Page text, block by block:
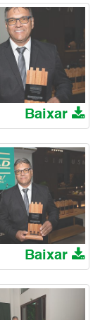
Baixar
Baixar